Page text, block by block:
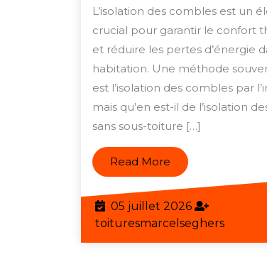
L’isolation des combles est un
crucial pour garantir le confort
et réduire les pertes d’énergie
habitation. Une méthode
est l’isolation des combles par
mais qu’en est-il de l’isolation
sans sous-toiture […]
Read More Read
More
05 juillet 202605
juillet
2026
toituresmarcelseghers